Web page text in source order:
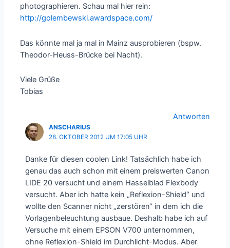
photographieren. Schau mal hier rein:
http://golembewski.awardspace.com/
Das könnte mal ja mal in Mainz ausprobieren (bspw.
Theodor-Heuss-Brücke bei Nacht).
Viele Grüße
Tobias
Antworten
ANSCHARIUS
28. OKTOBER 2012 UM 17:05 UHR
Danke für diesen coolen Link! Tatsächlich habe ich
genau das auch schon mit einem preiswerten Canon
LIDE 20 versucht und einem Hasselblad Flexbody
versucht. Aber ich hatte kein „Reflexion-Shield“ und
wollte den Scanner nicht „zerstören“ in dem ich die
Vorlagenbeleuchtung ausbaue. Deshalb habe ich auf
Versuche mit einem EPSON V700 unternommen,
ohne Reflexion-Shield im Durchlicht-Modus. Aber